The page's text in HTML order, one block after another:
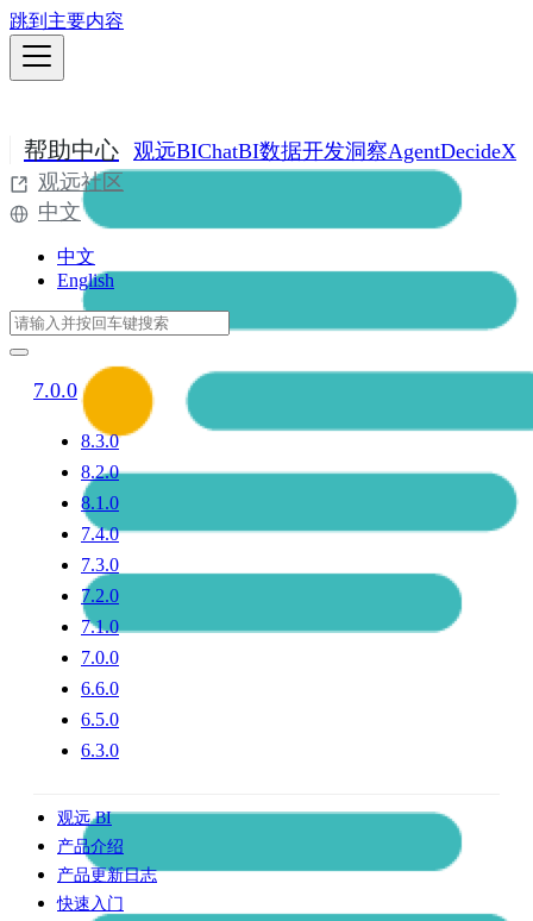
跳到主要内容
帮助中心 观远BIChatBI数据开发洞察AgentDecideX
观远社区
中文
中文
English
7.0.0
8.3.0
8.2.0
8.1.0
7.4.0
7.3.0
7.2.0
7.1.0
7.0.0
6.6.0
6.5.0
6.3.0
观远 BI
产品介绍
产品更新日志
快速入门